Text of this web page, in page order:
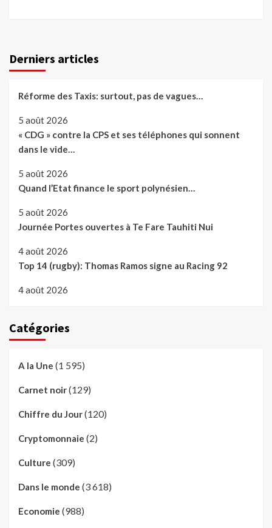
Derniers articles
Réforme des Taxis: surtout, pas de vagues…
5 août 2026
« CDG » contre la CPS et ses téléphones qui sonnent
dans le vide…
5 août 2026
Quand l’Etat finance le sport polynésien…
5 août 2026
Journée Portes ouvertes à Te Fare Tauhiti Nui
4 août 2026
Top 14 (rugby): Thomas Ramos signe au Racing 92
4 août 2026
Catégories
A la Une (1 595)
Carnet noir(129)
Chiffre du Jour(120)
Cryptomonnaie (2)
Culture (309)
Dans le monde (3 618)
Economie (988)